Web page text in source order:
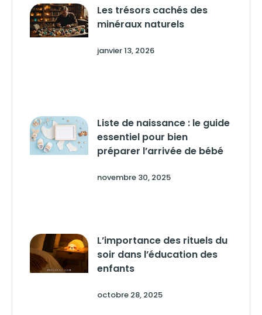
Les trésors cachés des
minéraux naturels
janvier 13, 2026
Liste de naissance : le guide
essentiel pour bien
préparer l’arrivée de bébé
novembre 30, 2025
L’importance des rituels du
soir dans l’éducation des
enfants
octobre 28, 2025